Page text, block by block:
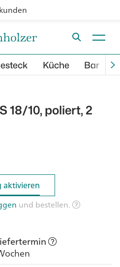
Küche Bar
18/10, poliert, 2
aktivieren
aktivieren
und bestellen.